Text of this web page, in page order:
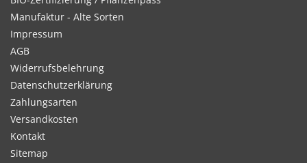
Manufaktur - Alte Sorten
Impressum
AGB
Widerrufsbelehrung
Datenschutzerklärung
Zahlungsarten
Versandkosten
Kontakt
Sitemap